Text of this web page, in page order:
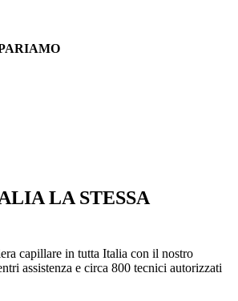
LA STESSA
capillare in tutta Italia con il nostro
assistenza e circa 800 tecnici autorizzati